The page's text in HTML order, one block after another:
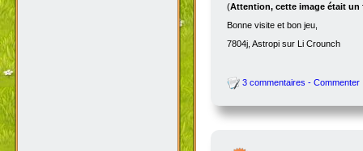
(Attention, cette image était un
Bonne visite et bon jeu,
7804j, Astropi sur Li Crounch
3 commentaires - Commenter